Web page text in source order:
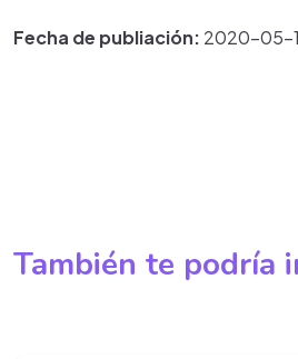
Fecha de publiación: 2020-05-
También te podría